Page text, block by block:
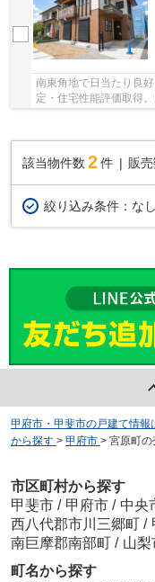
南東角地で日当たり良
定・住宅性能評価取得
該当物件数 2件 販
絞り込み条件： なし
甲府市・甲斐市の戸建て情報
から探す > 甲府市 > 宮原町の
市区町村から探す
甲斐市 / 甲府市 / 中央
西八代郡市川三郷町 /
南巨摩郡南部町 / 山梨
町名から探す